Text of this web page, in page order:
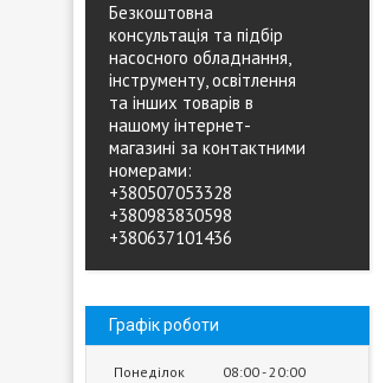
Безкоштовна
консультація та підбір
насосного обладнання,
інструменту, освітлення
та інших товарів в
нашому інтернет-
магазині за контактними
номерами:
+380507053328
+380983830598
+380637101436
Графік роботи
Понеділок 08:00 20:00